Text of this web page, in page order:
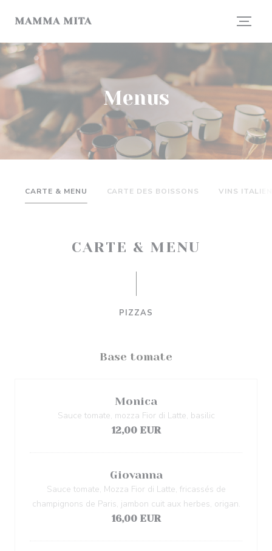
MAMMA MITA
Menus
CARTE & MENU CARTE DES BOISSONS VINS
CARTE & MENU
PIZZAS
Base tomate
Monica
Sauce tomate, mozza Fior di Latte, basilic
12,00 EUR
Giovanna
Sauce tomate, Mozza Fior di Latte, fricassés de
champignons de Paris, jambon cuit aux herbes, origan.
16,00 EUR